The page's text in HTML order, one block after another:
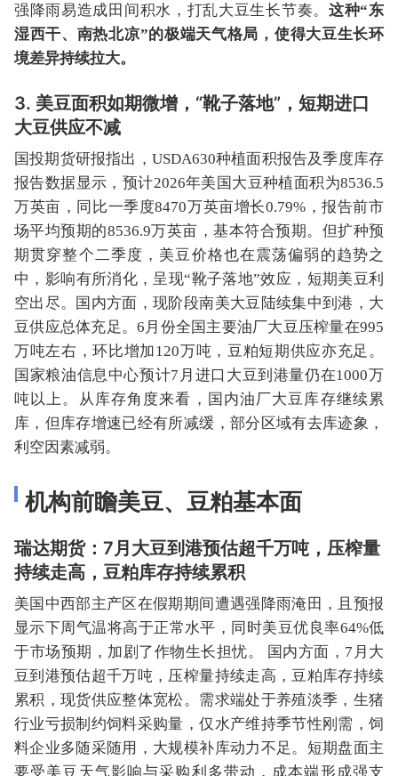
强降雨易造成田间积水，打乱大豆生长节奏。 这种“东
湿西干、南热北凉”的极端天气格局，使得大豆生长环
境差异持续拉大。
3. 美豆面积如期微增，“靴子落地”，短期进口
大豆供应不减
国投期货研报指出，USDA630种植面积报告及季度库存
报告数据显示，预计2026年美国大豆种植面积为8536.5
万英亩，同比一季度8470万英亩增长0.79%，报告前市
场平均预期的8536.9万英亩，基本符合预期。但扩种预
期贯穿整个二季度，美豆价格也在震荡偏弱的趋势之
中，影响有所消化，呈现“靴子落地”效应，短期美豆利
空出尽。国内方面，现阶段南美大豆陆续集中到港，大
豆供应总体充足。6月份全国主要油厂大豆压榨量在995
万吨左右，环比增加120万吨，豆粕短期供应亦充足。
国家粮油信息中心预计7月进口大豆到港量仍在1000万
吨以上。从库存角度来看，国内油厂大豆库存继续累
库，但库存增速已经有所减缓，部分区域有去库迹象，
利空因素减弱。
机构前瞻美豆、豆粕基本面
瑞达期货：7月大豆到港预估超千万吨，压榨量
持续走高，豆粕库存持续累积
美国中西部主产区在假期期间遭遇强降雨淹田，且预报
显示下周气温将高于正常水平，同时美豆优良率64%低
于市场预期，加剧了作物生长担忧。 国内方面，7月大
豆到港预估超千万吨，压榨量持续走高，豆粕库存持续
累积，现货供应整体宽松。需求端处于养殖淡季，生猪
行业亏损制约饲料采购量，仅水产维持季节性刚需，饲
料企业多随采随用，大规模补库动力不足。短期盘面主
要受美豆天气影响与采购利多带动，成本端形成强支